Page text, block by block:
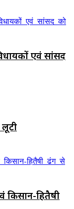
एवं सांसद
किसान-हितैषी